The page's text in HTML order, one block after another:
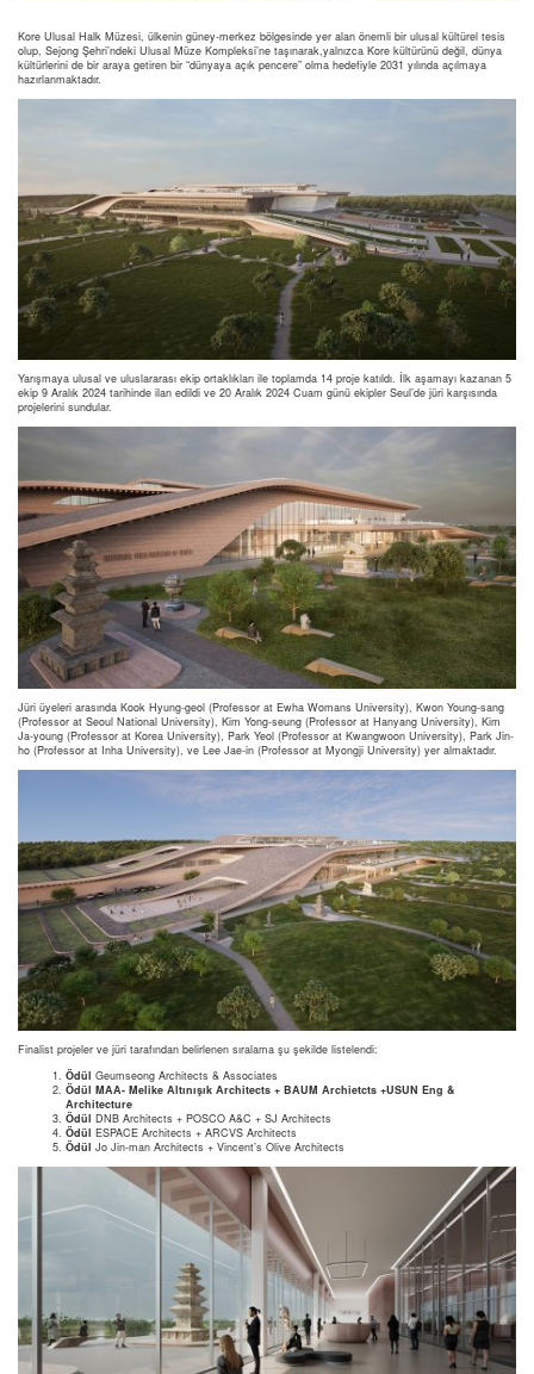
Kore Ulusal Halk Müzesi, ülkenin güney-merkez bölgesinde yer alan önemli bir ulusal kültürel tesis
olup, Sejong Şehri’ndeki Ulusal Müze Kompleksi’ne taşınarak,yalnızca Kore kültürünü değil, dünya
kültürlerini de bir araya getiren bir “dünyaya açık pencere” olma hedefiyle 2031 yılında açılmaya
hazırlanmaktadır.
Yarışmaya ulusal ve uluslararası ekip ortaklıkları ile toplamda 14 proje katıldı. İlk aşamayı kazanan 5
ekip 9 Aralık 2024 tarihinde ilan edildi ve 20 Aralık 2024 Cuam günü ekipler Seul’de jüri karşısında
projelerini sundular.
Jüri üyeleri arasında Kook Hyung-geol (Professor at Ewha Womans University), Kwon Young-sang
(Professor at Seoul National University), Kim Yong-seung (Professor at Hanyang University), Kim
Ja-young (Professor at Korea University), Park Yeol (Professor at Kwangwoon University), Park Jin-
ho (Professor at Inha University), ve Lee Jae-in (Professor at Myongji University) yer almaktadır.
Finalist projeler ve jüri tarafından belirlenen sıralama şu şekilde listelendi:
Ödül Geumseong Architects & Associates
Ödül MAA- Melike Altınışık Architects + BAUM Archietcts +USUN Eng &
Architecture
Ödül DNB Architects + POSCO A&C + SJ Architects
Ödül ESPACE Architects + ARCVS Architects
Ödül Jo Jin-man Architects + Vincent’s Olive Architects